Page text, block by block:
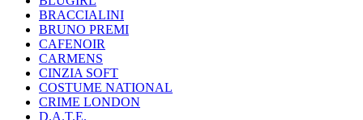
BRACCIALINI
BRUNO PREMI
CAFENOIR
CARMENS
CINZIA SOFT
COSTUME NATIONAL
CRIME LONDON
D.A.T.E.